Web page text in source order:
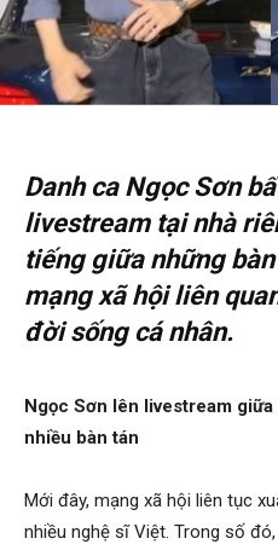
Danh ca Ngọc Sơn
livestream tại nhà
tiếng giữa những
mạng xã hội liên
đời sống cá nhân.
Ngọc Sơn lên livestream
nhiều bàn tán
Mới đây, mạng xã hội liên tục
nhiều nghệ sĩ Việt. Trong số